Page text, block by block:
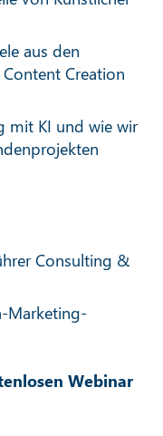
aus den
Content Creation
mit KI und wie wir
Consulting &
Marketing-
Webinar